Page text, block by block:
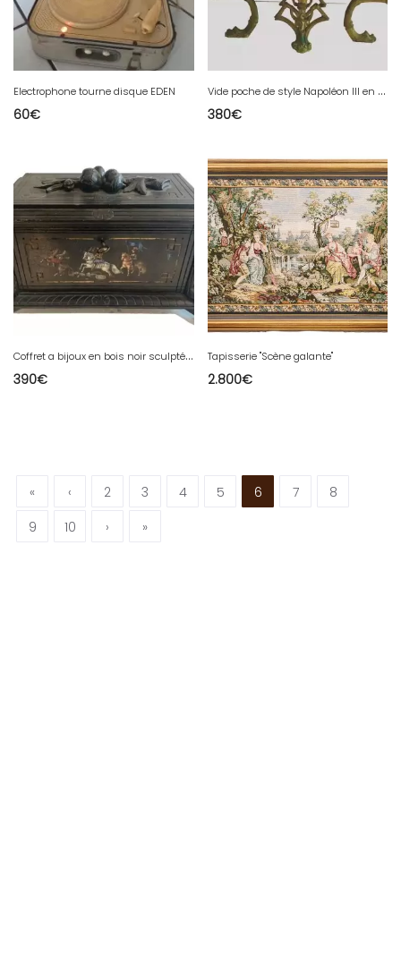
Electrophone tourne disque EDEN
60€
V
ide poche de style Napoléon III en marbre et bronze XX siècle
380€
C
offret a bijoux en bois noir sculpté a décor polychrome XIX siècle
390€
Tapisserie "Scène galante"
2.800€
« ‹ 2 3 4 5 6 7
8
9
10 › »